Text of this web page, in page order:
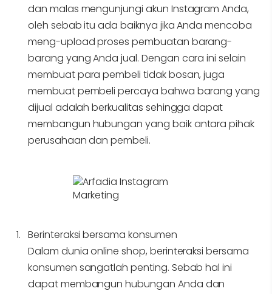
dan malas mengunjungi akun Instagram Anda,
oleh sebab itu ada baiknya jika Anda mencoba
meng-upload proses pembuatan barang-
barang yang Anda jual. Dengan cara ini selain
membuat para pembeli tidak bosan, juga
membuat pembeli percaya bahwa barang yang
dijual adalah berkualitas sehingga dapat
membangun hubungan yang baik antara pihak
perusahaan dan pembeli.
Berinteraksi bersama konsumen
Dalam dunia online shop, berinteraksi bersama
konsumen sangatlah penting. Sebab hal ini
dapat membangun hubungan Anda dan